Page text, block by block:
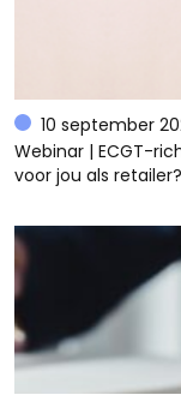
10 september
Webinar | ECGT-
voor jou als retailer?